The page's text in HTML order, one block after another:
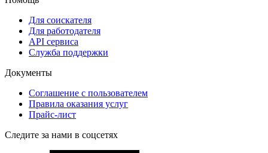
Для соискателя
Для работодателя
API сервиса
Служба поддержки
Документы
Соглашение с пользователем
Правила оказания услуг
Прайс-лист
Следите за нами в соцсетях